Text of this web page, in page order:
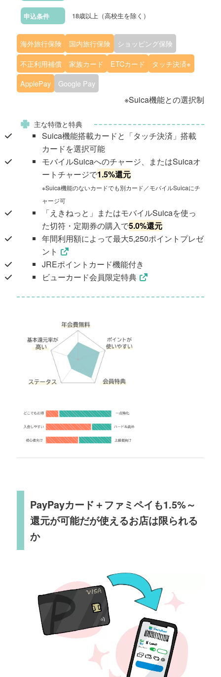
申込条件 18歳以上（高校生を除く）
海外旅行保険 国内旅行保険
ショッピング保険
不正利用補償
家族カード ETCカード
タッチ決済※
ApplePay
Google Pay
※Suica機能との選択制
主な特徴と特典
Suica機能搭載カードと「タッチ決済」搭載
カードを選択可能
モバイルSuicaへのチャージ、またはSuicaオ
ートチャージで1.5%還元
※Suica機能のないカードでも別カード／モバイルSuicaにチ
ャージ可
「えきねっと」またはモバイルSuicaを使っ
た切符・定期券の購入で5.0%還元
年間利用額によって最大5,250ポイントプレゼ
ント
JREポイントカード機能付き
ビューカード会員限定特典
PayPayカード＋ファミペイも1.5%～
還元が可能だが使えるお店は限られる
か